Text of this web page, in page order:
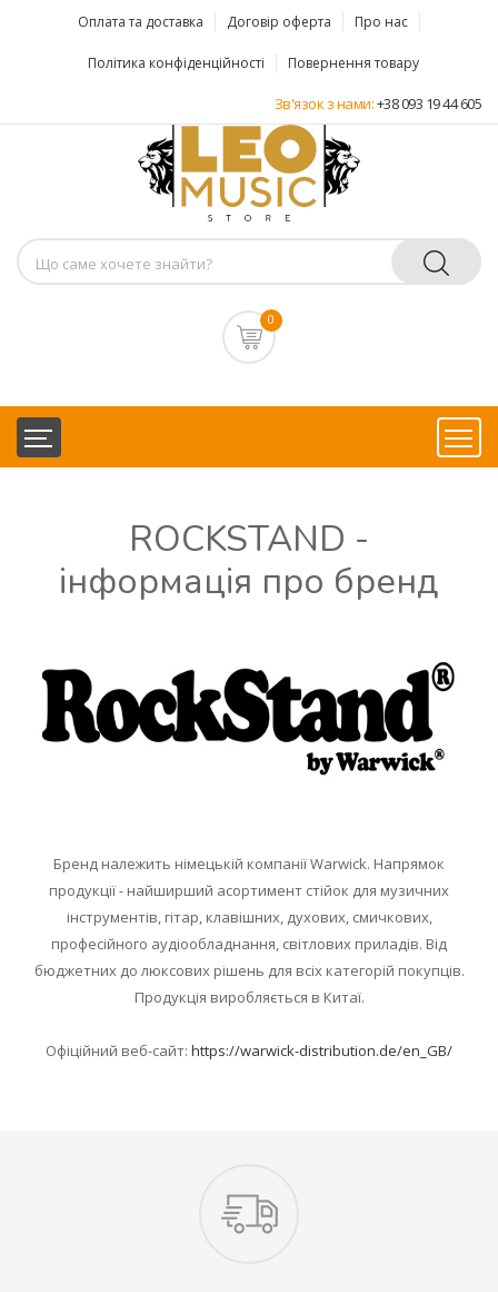
Оплата та доставка Договір оферта Про нас
Політика конфіденційності Повернення товару
Зв'язок з нами:+38 093 19 44 605
0
ROCKSTAND -
інформація про бренд
Бренд належить німецькій компанії Warwick. Напрямок
продукції - найширший асортимент стійок для музичних
інструментів, гітар, клавішних, духових, смичкових,
професійного аудіообладнання, світлових приладів. Від
бюджетних до люксових рішень для всіх категорій покупців.
Продукція виробляється в Китаї.
Офіційний веб-сайт: https://warwick-distribution.de/en_GB/